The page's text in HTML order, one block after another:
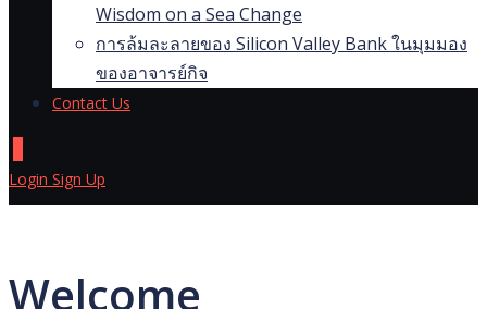
Wisdom on a Sea Change
การล้มละลายของ Silicon Valley Bank ในมุมมอง
ของอาจารย์กิจ
Contact Us
Login Sign Up
Welcome